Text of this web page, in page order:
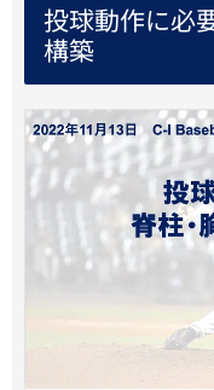
投球動作に必
構築